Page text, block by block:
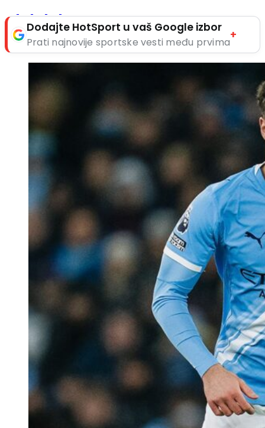
Dodajte HotSport u vaš Google izbor
Prati najnovije sportske vesti među prvima
+